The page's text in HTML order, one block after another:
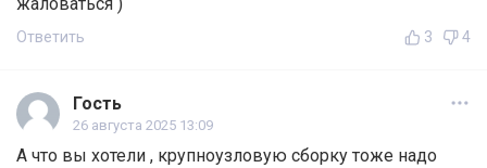
жаловаться )
Ответить 3 4
Гость
26 августа 2025 13:09
А что вы хотели , крупноузловую сборку тоже надо